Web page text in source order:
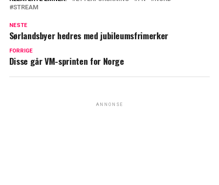
STREAM
NESTE
Sørlandsbyer hedres med jubileumsfrimerker
FORRIGE
Disse går VM-sprinten for Norge
ANNONSE